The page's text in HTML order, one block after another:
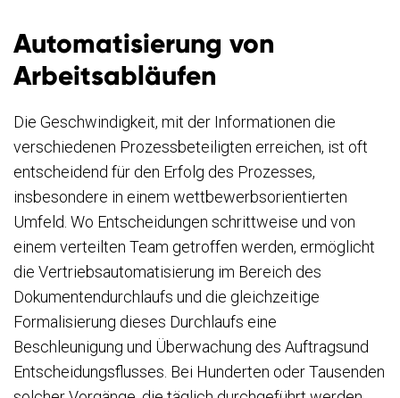
Automatisierung von
Arbeitsabläufen
Die Geschwindigkeit, mit der Informationen die
verschiedenen Prozessbeteiligten erreichen, ist oft
entscheidend für den Erfolg des Prozesses,
insbesondere in einem wettbewerbsorientierten
Umfeld. Wo Entscheidungen schrittweise und von
einem verteilten Team getroffen werden, ermöglicht
die Vertriebsautomatisierung im Bereich des
Dokumentendurchlaufs und die gleichzeitige
Formalisierung dieses Durchlaufs eine
Beschleunigung und Überwachung des Auftragsund
Entscheidungsflusses. Bei Hunderten oder Tausenden